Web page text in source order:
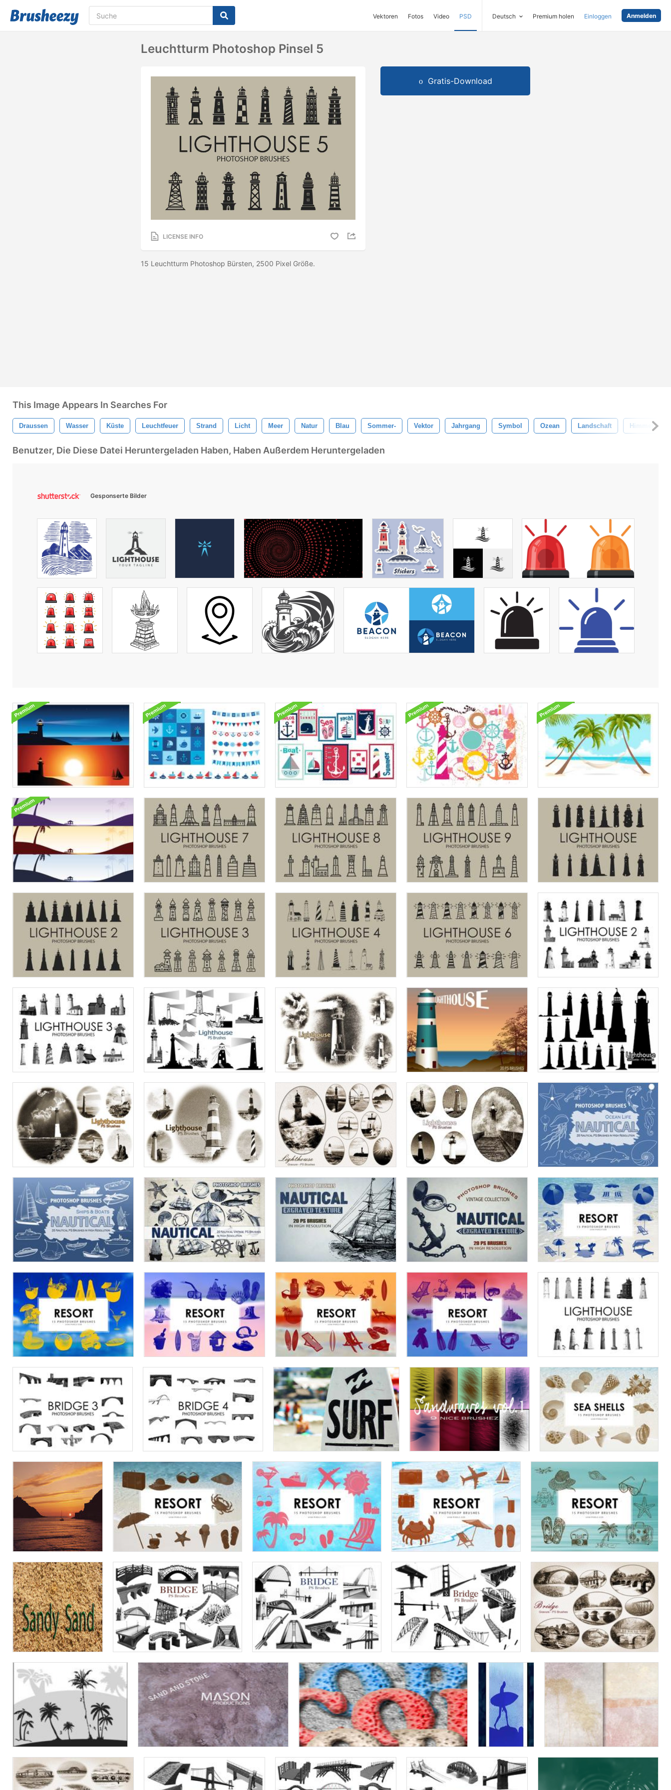
Vektoren Fotos Video PSD Deutsch Premium holen Einloggen Anmelden
Leuchtturm Photoshop Pinsel 5
LICENSE INFO
15 Leuchtturm Photoshop Bürsten, 2500 Pixel Größe.
Gratis-Download
This Image Appears In Searches For
Draussen Wasser Küste Leuchtfeuer Strand Licht Meer Natur Blau Sommer- Vektor Jahrgang Symbol Ozean Landschaft Himmel
Benutzer, Die Diese Datei Heruntergeladen Haben, Haben Außerdem Heruntergeladen
Gesponserte Bilder